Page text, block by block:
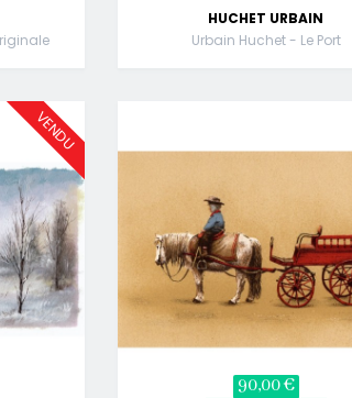
HUCHET URBAIN
Urbain Huchet - Le Port
VENDU
90,00 €